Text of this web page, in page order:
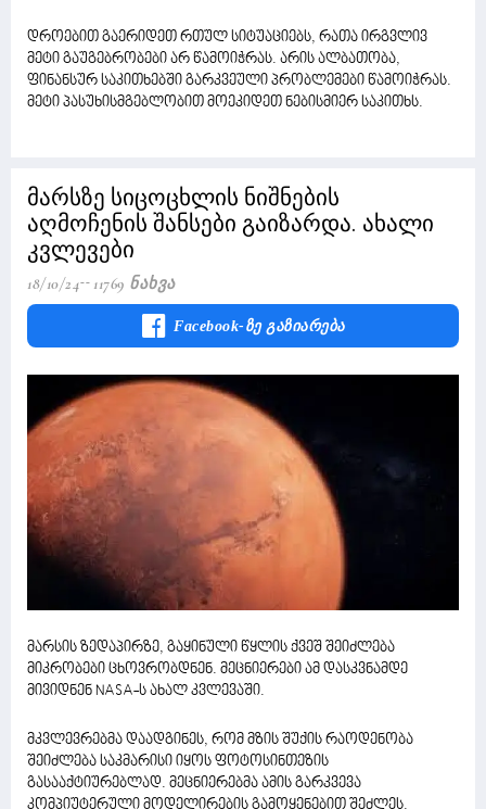
დროებით გაერიდეთ რთულ სიტუაციებს, რათა ირგვლივ
მეტი გაუგებრობები არ წამოიჭრას. არის ალბათობა,
ფინანსურ საკითხებში გარკვეული პრობლემები წამოიჭრას.
მეტი პასუხისმგებლობით მოეკიდეთ ნებისმიერ საკითხს.
მარსზე სიცოცხლის ნიშნების
აღმოჩენის შანსები გაიზარდა. ახალი
კვლევები
18/10/24 11769 Ნახვა
Facebook-Ზე Გაზიარება
მარსის ზედაპირზე, გაყინული წყლის ქვეშ შეიძლება
მიკრობები ცხოვრობდნენ. მეცნიერები ამ დასკვნამდე
მივიდნენ NASA-ს ახალ კვლევაში.
მკვლევრებმა დაადგინეს, რომ მზის შუქის რაოდენობა
შეიძლება საკმარისი იყოს ფოტოსინთეზის
გასააქტიურებლად. მეცნიერებმა ამის გარკვევა
კომპიუტერული მოდელირების გამოყენებით შეძლეს.